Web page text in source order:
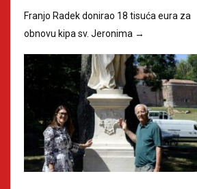
Franjo Radek donirao 18 tisuća eura za
obnovu kipa sv. Jeronima →